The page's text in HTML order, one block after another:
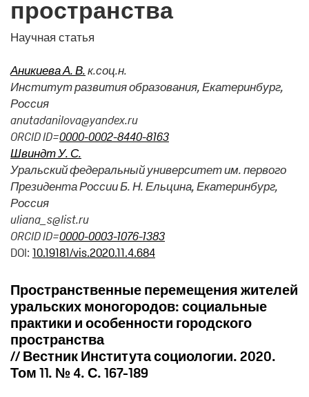
пространства
Научная статья
Аникиева А. В.к.соц.н.
Институт развития образования, Екатеринбург,
Россия
anutadanilova@yandex.ru
ORCID ID=0000-0002-8440-8163
Швиндт У. С.
Уральский федеральный университет им. первого
Президента России Б. Н. Ельцина, Екатеринбург,
Россия
uliana_s@list.ru
ORCID ID=0000-0003-1076-1383
DOI: 10.19181/vis.2020.11.4.684
Пространственные перемещения жителей
уральских моногородов: социальные
практики и особенности городского
пространства
// Вестник Института социологии. 2020.
Том 11. № 4. С. 167-189